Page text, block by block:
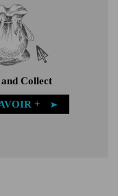
Collect
+